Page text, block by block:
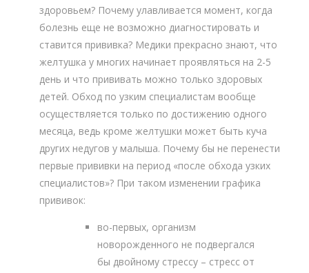
здоровьем? Почему улавливается момент, когда
болезнь еще не возможно диагностировать и
ставится прививка? Медики прекрасно знают, что
желтушка у многих начинает проявляться на 2-5
день и что прививать можно только здоровых
детей. Обход по узким специалистам вообще
осуществляется только по достижению одного
месяца, ведь кроме желтушки может быть куча
других недугов у малыша. Почему бы не перенести
первые прививки на период «после обхода узких
специалистов»? При таком изменении графика
прививок:
во-первых, организм
новорожденного не подвергался
бы двойному стрессу – стресс от